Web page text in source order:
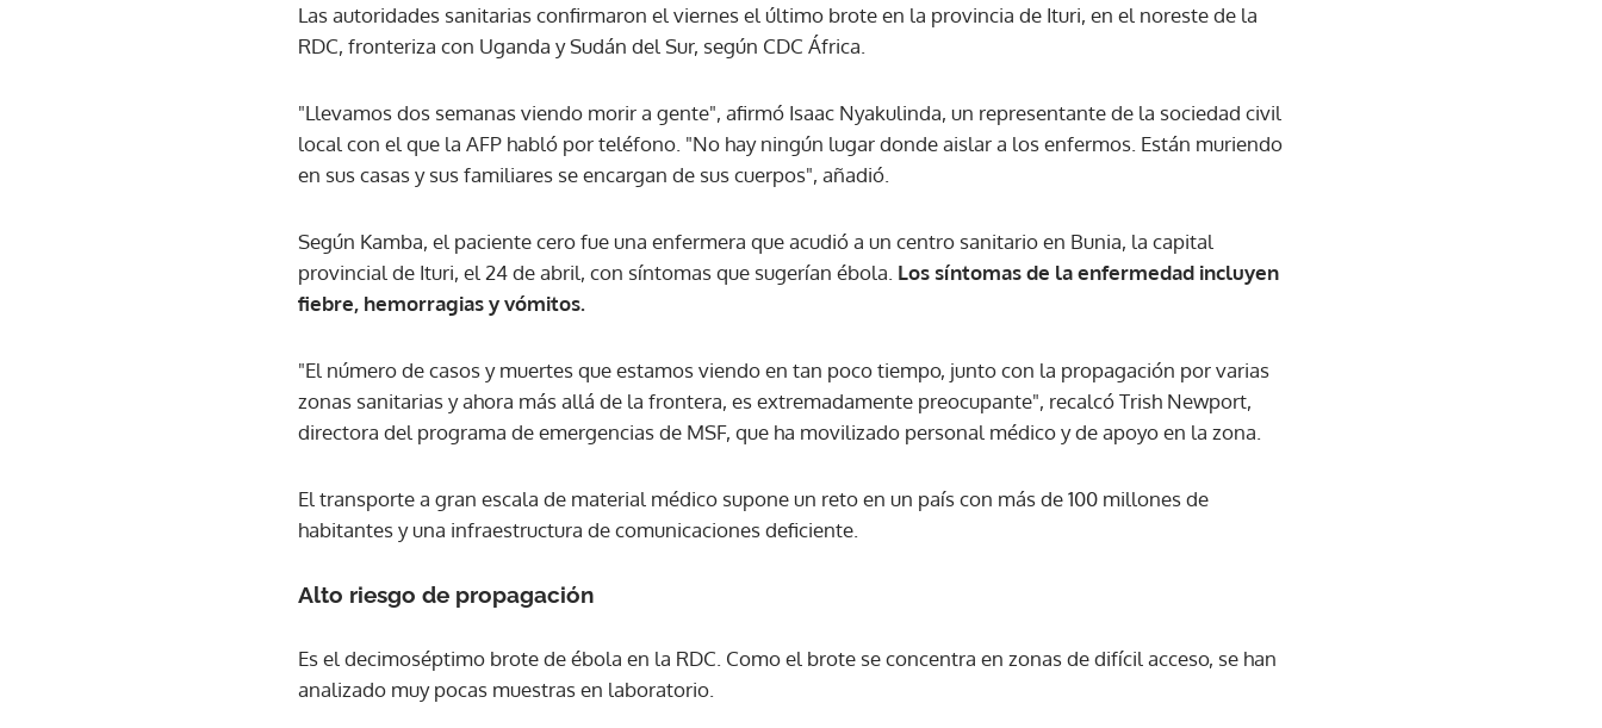
Las autoridades sanitarias confirmaron el viernes el último brote en la provincia de Ituri, en el noreste de la
RDC, fronteriza con Uganda y Sudán del Sur, según CDC África.
"Llevamos dos semanas viendo morir a gente", afirmó Isaac Nyakulinda, un representante de la sociedad civil
local con el que la AFP habló por teléfono. "No hay ningún lugar donde aislar a los enfermos. Están muriendo
en sus casas y sus familiares se encargan de sus cuerpos", añadió.
Según Kamba, el paciente cero fue una enfermera que acudió a un centro sanitario en Bunia, la capital
provincial de Ituri, el 24 de abril, con síntomas que sugerían ébola. Los síntomas de la enfermedad incluyen
fiebre, hemorragias y vómitos.
"El número de casos y muertes que estamos viendo en tan poco tiempo, junto con la propagación por varias
zonas sanitarias y ahora más allá de la frontera, es extremadamente preocupante", recalcó Trish Newport,
directora del programa de emergencias de MSF, que ha movilizado personal médico y de apoyo en la zona.
El transporte a gran escala de material médico supone un reto en un país con más de 100 millones de
habitantes y una infraestructura de comunicaciones deficiente.
Alto riesgo de propagación
Es el decimoséptimo brote de ébola en la RDC. Como el brote se concentra en zonas de difícil acceso, se han
analizado muy pocas muestras en laboratorio.